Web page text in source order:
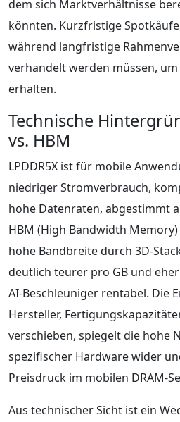
dem sich Marktverhältnisse
könnten. Kurzfristige
während langfristige
verhandelt werden müssen,
erhalten.
Technische
vs. HBM
LPDDR5X ist für mobile
niedriger Stromverbrauch,
hohe Datenraten, abgestimmt
HBM (High Bandwidth
hohe Bandbreite durch 3D-
deutlich teurer pro GB und
AI-Beschleuniger rentabel. Die
Hersteller,
verschieben, spiegelt die hohe
spezifischer Hardware wider
Preisdruck im mobilen DRAM-
Aus technischer Sicht ist ein